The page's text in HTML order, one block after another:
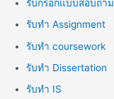
รับกรอกแบบสอบถา
รับทำ Assignment
รับทำ coursework
รับทำ Dissertation
รับทำ IS